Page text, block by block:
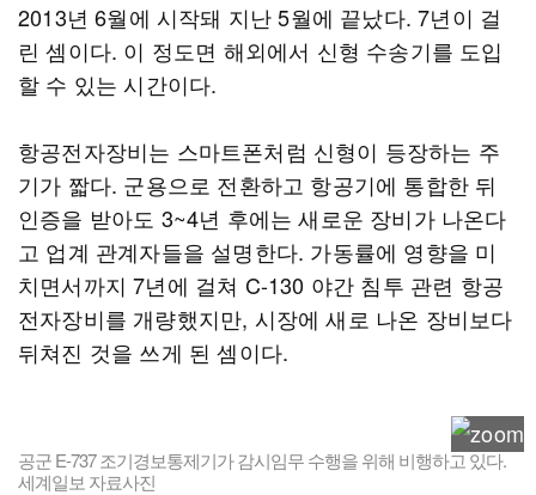
2013년 6월에 시작돼 지난 5월에 끝났다. 7년이 걸
린 셈이다. 이 정도면 해외에서 신형 수송기를 도입
할 수 있는 시간이다.
항공전자장비는 스마트폰처럼 신형이 등장하는 주
기가 짧다. 군용으로 전환하고 항공기에 통합한 뒤
인증을 받아도 3~4년 후에는 새로운 장비가 나온다
고 업계 관계자들을 설명한다. 가동률에 영향을 미
치면서까지 7년에 걸쳐 C-130 야간 침투 관련 항공
전자장비를 개량했지만, 시장에 새로 나온 장비보다
뒤쳐진 것을 쓰게 된 셈이다.
공군 E-737 조기경보통제기가 감시임무 수행을 위해 비행하고 있다.
세계일보 자료사진